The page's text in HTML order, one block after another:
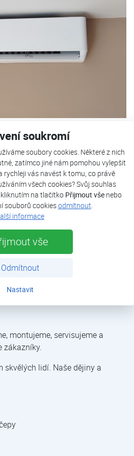
soukromí
soubory cookies. Některé z nich
zatímco jiné nám pomohou vylepšit
rychleji vás navést k tomu, co právě
všech cookies? Svůj souhlas
na tlačítko Přijmout všenebo
souborů cookiesodmítnout
informace
vše
Odmítnout
Nastavit
rok instalace 2025
do rodinného domu. Rychlá
zásahů do objektu.
montujeme, servisujeme a
zákazníky.
skvělých lidí. Naše dějiny a